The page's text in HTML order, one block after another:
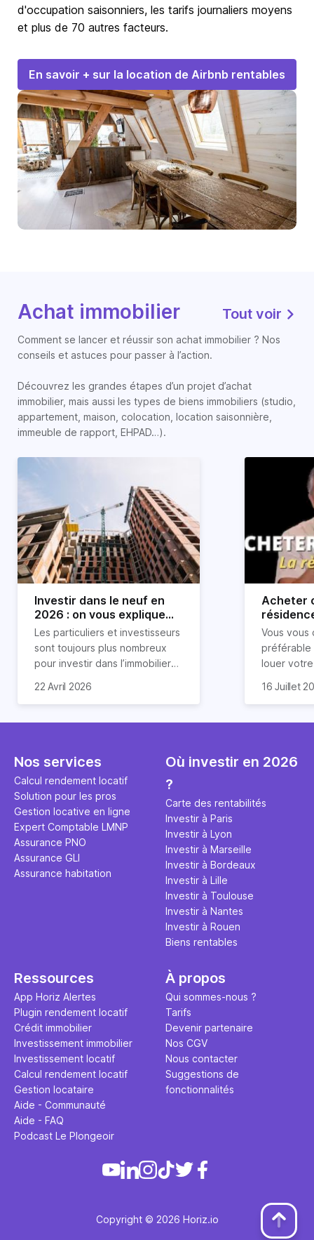
d'occupation saisonniers, les tarifs journaliers moyens
et plus de 70 autres facteurs.
En savoir + sur la location de Airbnb rentables
Achat immobilier Tout voir
Comment se lancer et réussir son achat immobilier ? Nos
conseils et astuces pour passer à l’action.
Découvrez les grandes étapes d’un projet d’achat
immobilier, mais aussi les types de biens immobiliers (studio,
appartement, maison, colocation, location saisonnière,
immeuble de rapport, EHPAD…).
Investir dans le neuf en
2026 : on vous explique
tout !
Les particuliers et investisseurs
sont toujours plus nombreux
pour investir dans l’immobilier
nombreux avantages à choisir
expliquons tout dans cet
22 Avril 2026
Acheter
règle
révélée
Vous vous
préférable
louer
expert en
règle
ce secret
l'argent
principale
études et
16 Juillet
Nos services
Calcul rendement locatif
Solution pour les pros
Gestion locative en ligne
Expert Comptable LMNP
Assurance PNO
Assurance GLI
Assurance habitation
Où investir en 2026
?
Carte des rentabilités
Investir à Paris
Investir à Lyon
Investir à Marseille
Investir à Bordeaux
Investir à Lille
Investir à Toulouse
Investir à Nantes
Investir à Rouen
Biens rentables
Ressources
App Horiz Alertes
Plugin rendement locatif
Crédit immobilier
Investissement immobilier
Investissement locatif
Calcul rendement locatif
Gestion locataire
Aide - Communauté
Aide - FAQ
Podcast Le Plongeoir
À propos
Qui sommes-nous ?
Tarifs
Devenir partenaire
Nos CGV
Nous contacter
Suggestions de
fonctionnalités
Copyright © 2026 Horiz.io